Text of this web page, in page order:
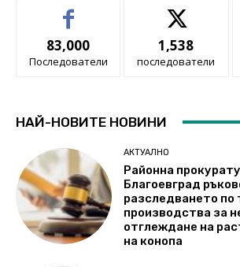
83,000
Последователи
1,538
последователи
НАЙ-НОВИТЕ НОВИНИ
АКТУАЛНО
Районна
Благоевград
разследването по
производства за
отглеждане на
на конопа